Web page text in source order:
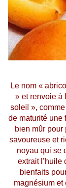
Le nom «
» et renvoie à
soleil »,
de maturité une
bien mûr pour
savoureuse et
noyau qui se
extrait l’huile
bienfaits
magnésium et